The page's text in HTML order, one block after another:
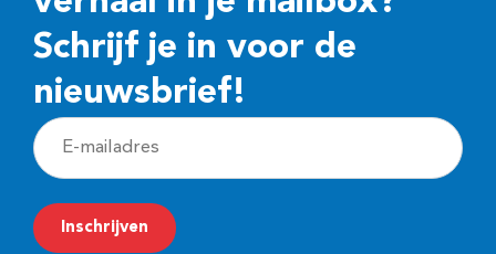
Schrijf je in voor de
nieuwsbrief!
E
-
m
a
Inschrijven